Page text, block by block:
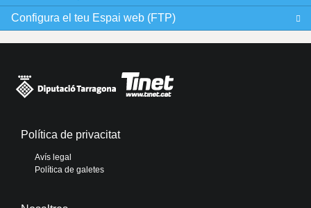
Configura el teu Espai web (FTP)
Política de privacitat
Avís legal
Política de galetes